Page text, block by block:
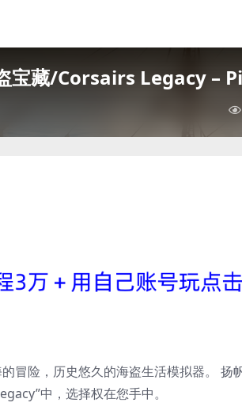
宝藏/Corsairs Legacy –
冒险，历史悠久的海盗生活模拟器。
中，选择权在您手中。